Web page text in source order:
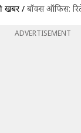
खबरें / बॉक्स ऑफिस: रितेश देशमुख की 'वेड'
ADVERTISEMENT